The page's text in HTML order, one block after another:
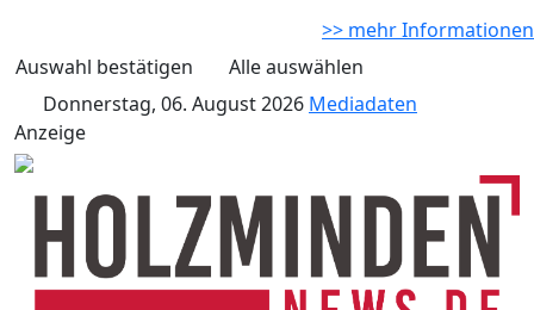
>> mehr Informationen
Auswahl bestätigen
Alle auswählen
Donnerstag, 06. August 2026 Mediadaten
Anzeige